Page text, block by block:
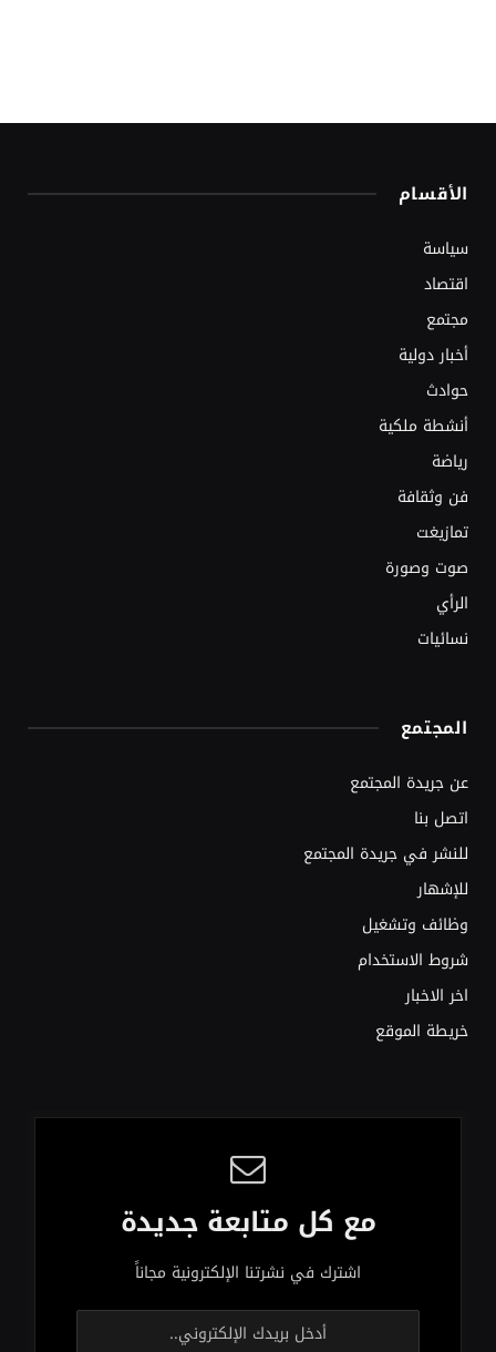
الأقسام
سياسة
اقتصاد
مجتمع
أخبار دولية
حوادث
أنشطة ملكية
رياضة
فن وثقافة
تمازيغت
صوت وصورة
الرأي
نسائيات
المجتمع
عن جريدة المجتمع
اتصل بنا
للنشر في جريدة المجتمع
للإشهار
وظائف وتشغيل
شروط الاستخدام
اخر الاخبار
خريطة الموقع
مع كل متابعة جديدة
اشترك في نشرتنا الإلكترونية مجاناً